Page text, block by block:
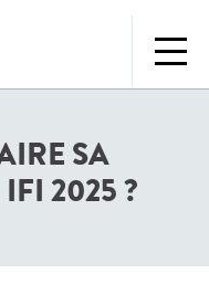
SA
2025 ?